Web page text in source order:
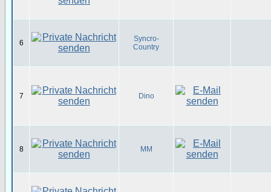
6
Syncro-
Country
7 Dino
8 MM